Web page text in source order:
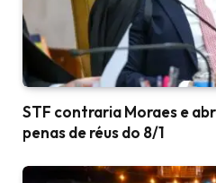
STF contraria Moraes e
penas de réus do 8/1